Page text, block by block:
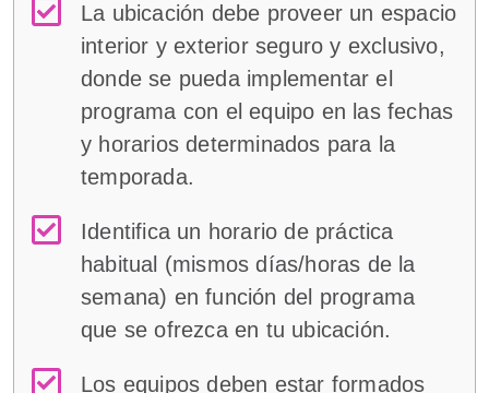
La ubicación debe proveer un espacio
interior y exterior seguro y exclusivo,
donde se pueda implementar el
programa con el equipo en las fechas
y horarios determinados para la
temporada.
Identifica un horario de práctica
habitual (mismos días/horas de la
semana) en función del programa
que se ofrezca en tu ubicación.
Los equipos deben estar formados